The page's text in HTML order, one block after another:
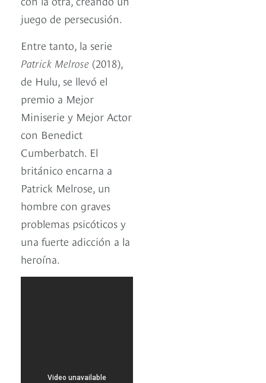
juego de persecusión.
Entre tanto, la serie
Patrick Melrose (2018),
de Hulu, se llevó el
premio a Mejor
Miniserie y Mejor Actor
con Benedict
Cumberbatch. El
británico encarna a
Patrick Melrose, un
hombre con graves
problemas psicóticos y
una fuerte adicción a la
heroína.